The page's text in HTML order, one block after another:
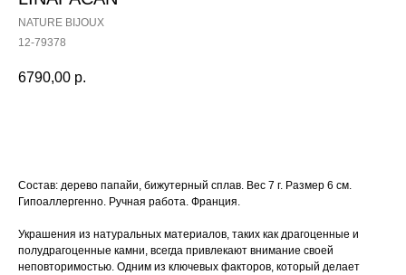
NATURE BIJOUX
12-79378
6790,00 р.
Состав: дерево папайи, бижутерный сплав. Вес 7 г. Размер 6 см.
Гипоаллергенно. Ручная работа. Франция.
Украшения из натуральных материалов, таких как драгоценные и
полудрагоценные камни, всегда привлекают внимание своей
неповторимостью. Одним из ключевых факторов, который делает